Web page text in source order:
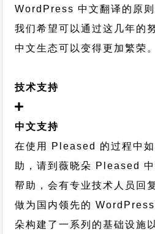
WordPress 中文翻译的原则
我们希望可以通过这几年的
中文生态可以变得更加繁荣。
技术支持
中文支持
在使用 Pleased 的过程中
助，请到薇晓朵 Pleased
帮助，会有专业技术人员回
做为国内领先的
朵构建了一系列的基础设施